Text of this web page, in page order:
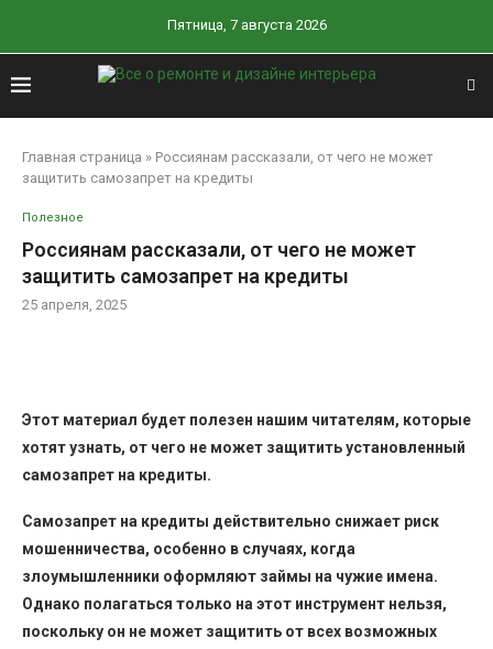
Пятница, 7 августа 2026
Главная страница » Россиянам рассказали, от чего не может
защитить самозапрет на кредиты
Полезное
Россиянам рассказали, от чего не может
защитить самозапрет на кредиты
25 апреля, 2025
Этот материал будет полезен нашим читателям, которые
хотят узнать, от чего не может защитить установленный
самозапрет на кредиты.
Самозапрет на кредиты действительно снижает риск
мошенничества, особенно в случаях, когда
злоумышленники оформляют займы на чужие имена.
Однако полагаться только на этот инструмент нельзя,
поскольку он не может защитить от всех возможных